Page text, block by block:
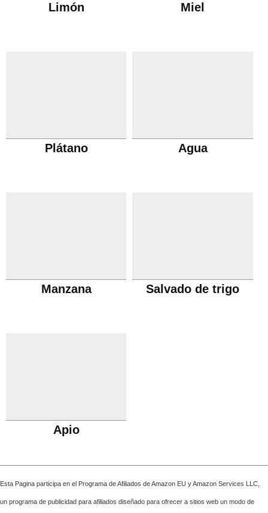
Limón Miel
Plátano Agua
Manzana Salvado de trigo
Apio
Esta Pagina participa en el Programa de Afiliados de Amazon EU y Amazon Services LLC,
un programa de publicidad para afiliados diseñado para ofrecer a sitios web un modo de